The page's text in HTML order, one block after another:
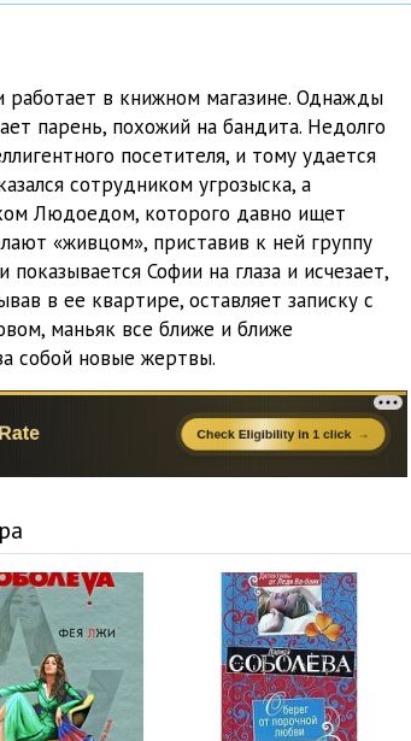
работает в книжном магазине. Однажды
парень, похожий на бандита. Недолго
посетителя, и тому удается
сотрудником угрозыска, а
Людоедом, которого давно ищет
«живцом», приставив к ней группу
Софии на глаза и исчезает,
в ее квартире, оставляет записку с
маньяк все ближе и ближе
собой новые жертвы.